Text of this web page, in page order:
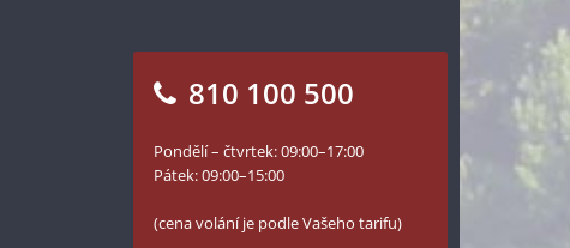
810 100 500
Pondělí – čtvrtek: 09:00–17:00
Pátek: 09:00–15:00
(cena volání je podle Vašeho tarifu)